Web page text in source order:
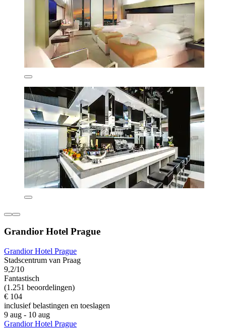
Grandior Hotel Prague
Grandior Hotel Prague
Stadscentrum van Praag
9,2/10
Fantastisch
(1.251 beoordelingen)
€ 104
inclusief belastingen en toeslagen
9 aug - 10 aug
Grandior Hotel Prague